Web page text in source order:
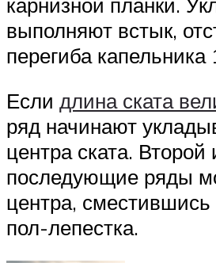
выполняют встык,
перегиба
Если длина ската
ряд начинают
центра ската. Второй
последующие ряды
центра, сместившись
пол-лепестка.